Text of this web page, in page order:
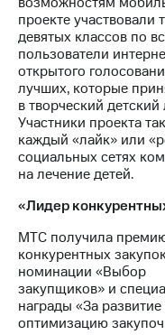
проекте
девятых классов по
пользователи
открытого
лучших, которые
в творческий
Участники проекта
каждый «лайк» или
социальных сетях
на лечение детей.
«Лидер
МТС получила
конкурентных
номинации «Выбор
закупщиков» и
награды «За развитие
оптимизацию